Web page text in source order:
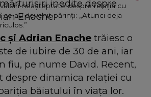
neașteptate despre relația cu
ce au devenit părinți: „Atunci deja
inedite despre
Enache.
și Adrian Enache trăiesc o
de iubire de 30 de ani, iar
fiu, pe nume David. Recent,
despre dinamica relației cu
băiatului în viața lor.